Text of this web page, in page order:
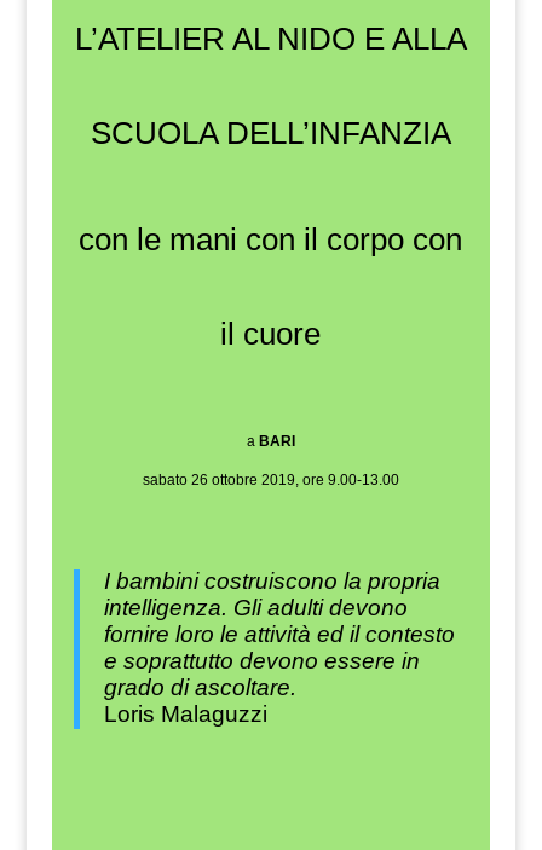
L’ATELIER AL NIDO E ALLA
SCUOLA DELL’INFANZIA
con le mani con il corpo con
il cuore
a BARI
sabato 26 ottobre 2019, ore 9.00-13.00
I bambini costruiscono la propria
intelligenza. Gli adulti devono
fornire loro le attività ed il contesto
e soprattutto devono essere in
grado di ascoltare.
Loris Malaguzzi